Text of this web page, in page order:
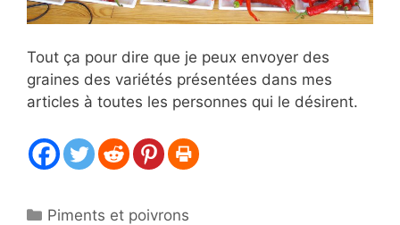
Tout ça pour dire que je peux envoyer des
graines des variétés présentées dans mes
articles à toutes les personnes qui le désirent.
Catégories
Piments et poivrons